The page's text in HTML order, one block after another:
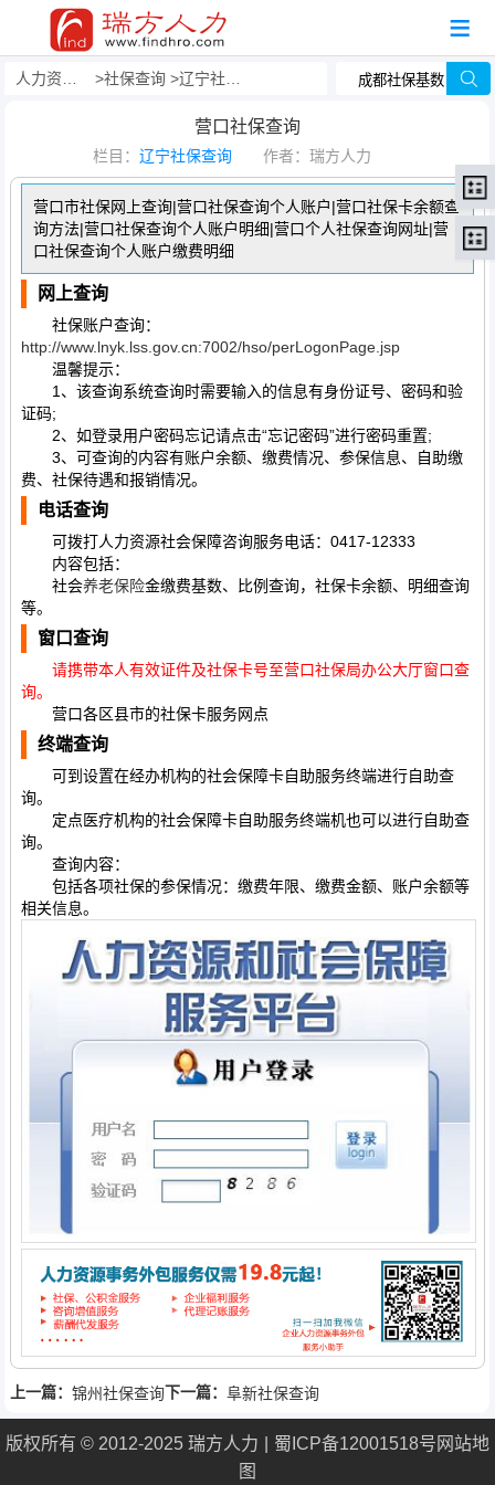
社保查询 辽宁社保查询
营口社保查询
栏目： 辽宁社保查询 作者：瑞方人力
营口市社保网上查询|营口社保查询个人账户|营口社保卡余额查
询方法|营口社保查询个人账户明细|营口个人社保查询网址|营
口社保查询个人账户缴费明细
网上查询
社保账户查询：
http://www.lnyk.lss.gov.cn:7002/hso/perLogonPage.jsp
温馨提示：
1、该查询系统查询时需要输入的信息有身份证号、密码和验
证码;
2、如登录用户密码忘记请点击“忘记密码”进行密码重置;
3、可查询的内容有账户余额、缴费情况、参保信息、自助缴
费、社保待遇和报销情况。
电话查询
可拨打人力资源社会保障咨询服务电话：0417-12333
内容包括：
社会养老保险金缴费基数、比例查询，社保卡余额、明细查询
等。
窗口查询
请携带本人有效证件及社保卡号至营口社保局办公大厅窗口查
询。
营口各区县市的社保卡服务网点
终端查询
可到设置在经办机构的社会保障卡自助服务终端进行自助查
询。
定点医疗机构的社会保障卡自助服务终端机也可以进行自助查
询。
查询内容：
包括各项社保的参保情况：缴费年限、缴费金额、账户余额等
相关信息。
上一篇： 锦州社保查询下一篇： 阜新社保查询
版权所有 © 2012-2025 瑞方人力 蜀ICP备12001518号 网站地
图